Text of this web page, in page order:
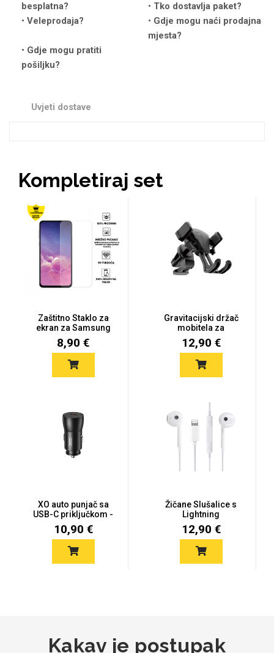
besplatna?
Tko dostavlja paket?
Veleprodaja?
Gdje mogu naći prodajna
mjesta?
Gdje mogu pratiti
pošiljku?
Uvjeti dostave
Kompletiraj set
Zaštitno Staklo za
ekran za Samsung
Galaxy S10...
8,90 €
Gravitacijski držač
mobitela za
ventilaciju
12,90 €
XO auto punjač sa
USB-C priključkom -
25W - cr...
10,90 €
Žičane Slušalice s
Lightning
konektorom
12,90 €
Kakav je postupak
Quotes Collection Cirkus
Zodiac
Doodles
Auto - Moto motivi